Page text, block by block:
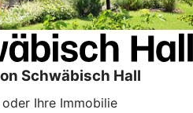
Schwäbisch Hall
Ihre Immobilie